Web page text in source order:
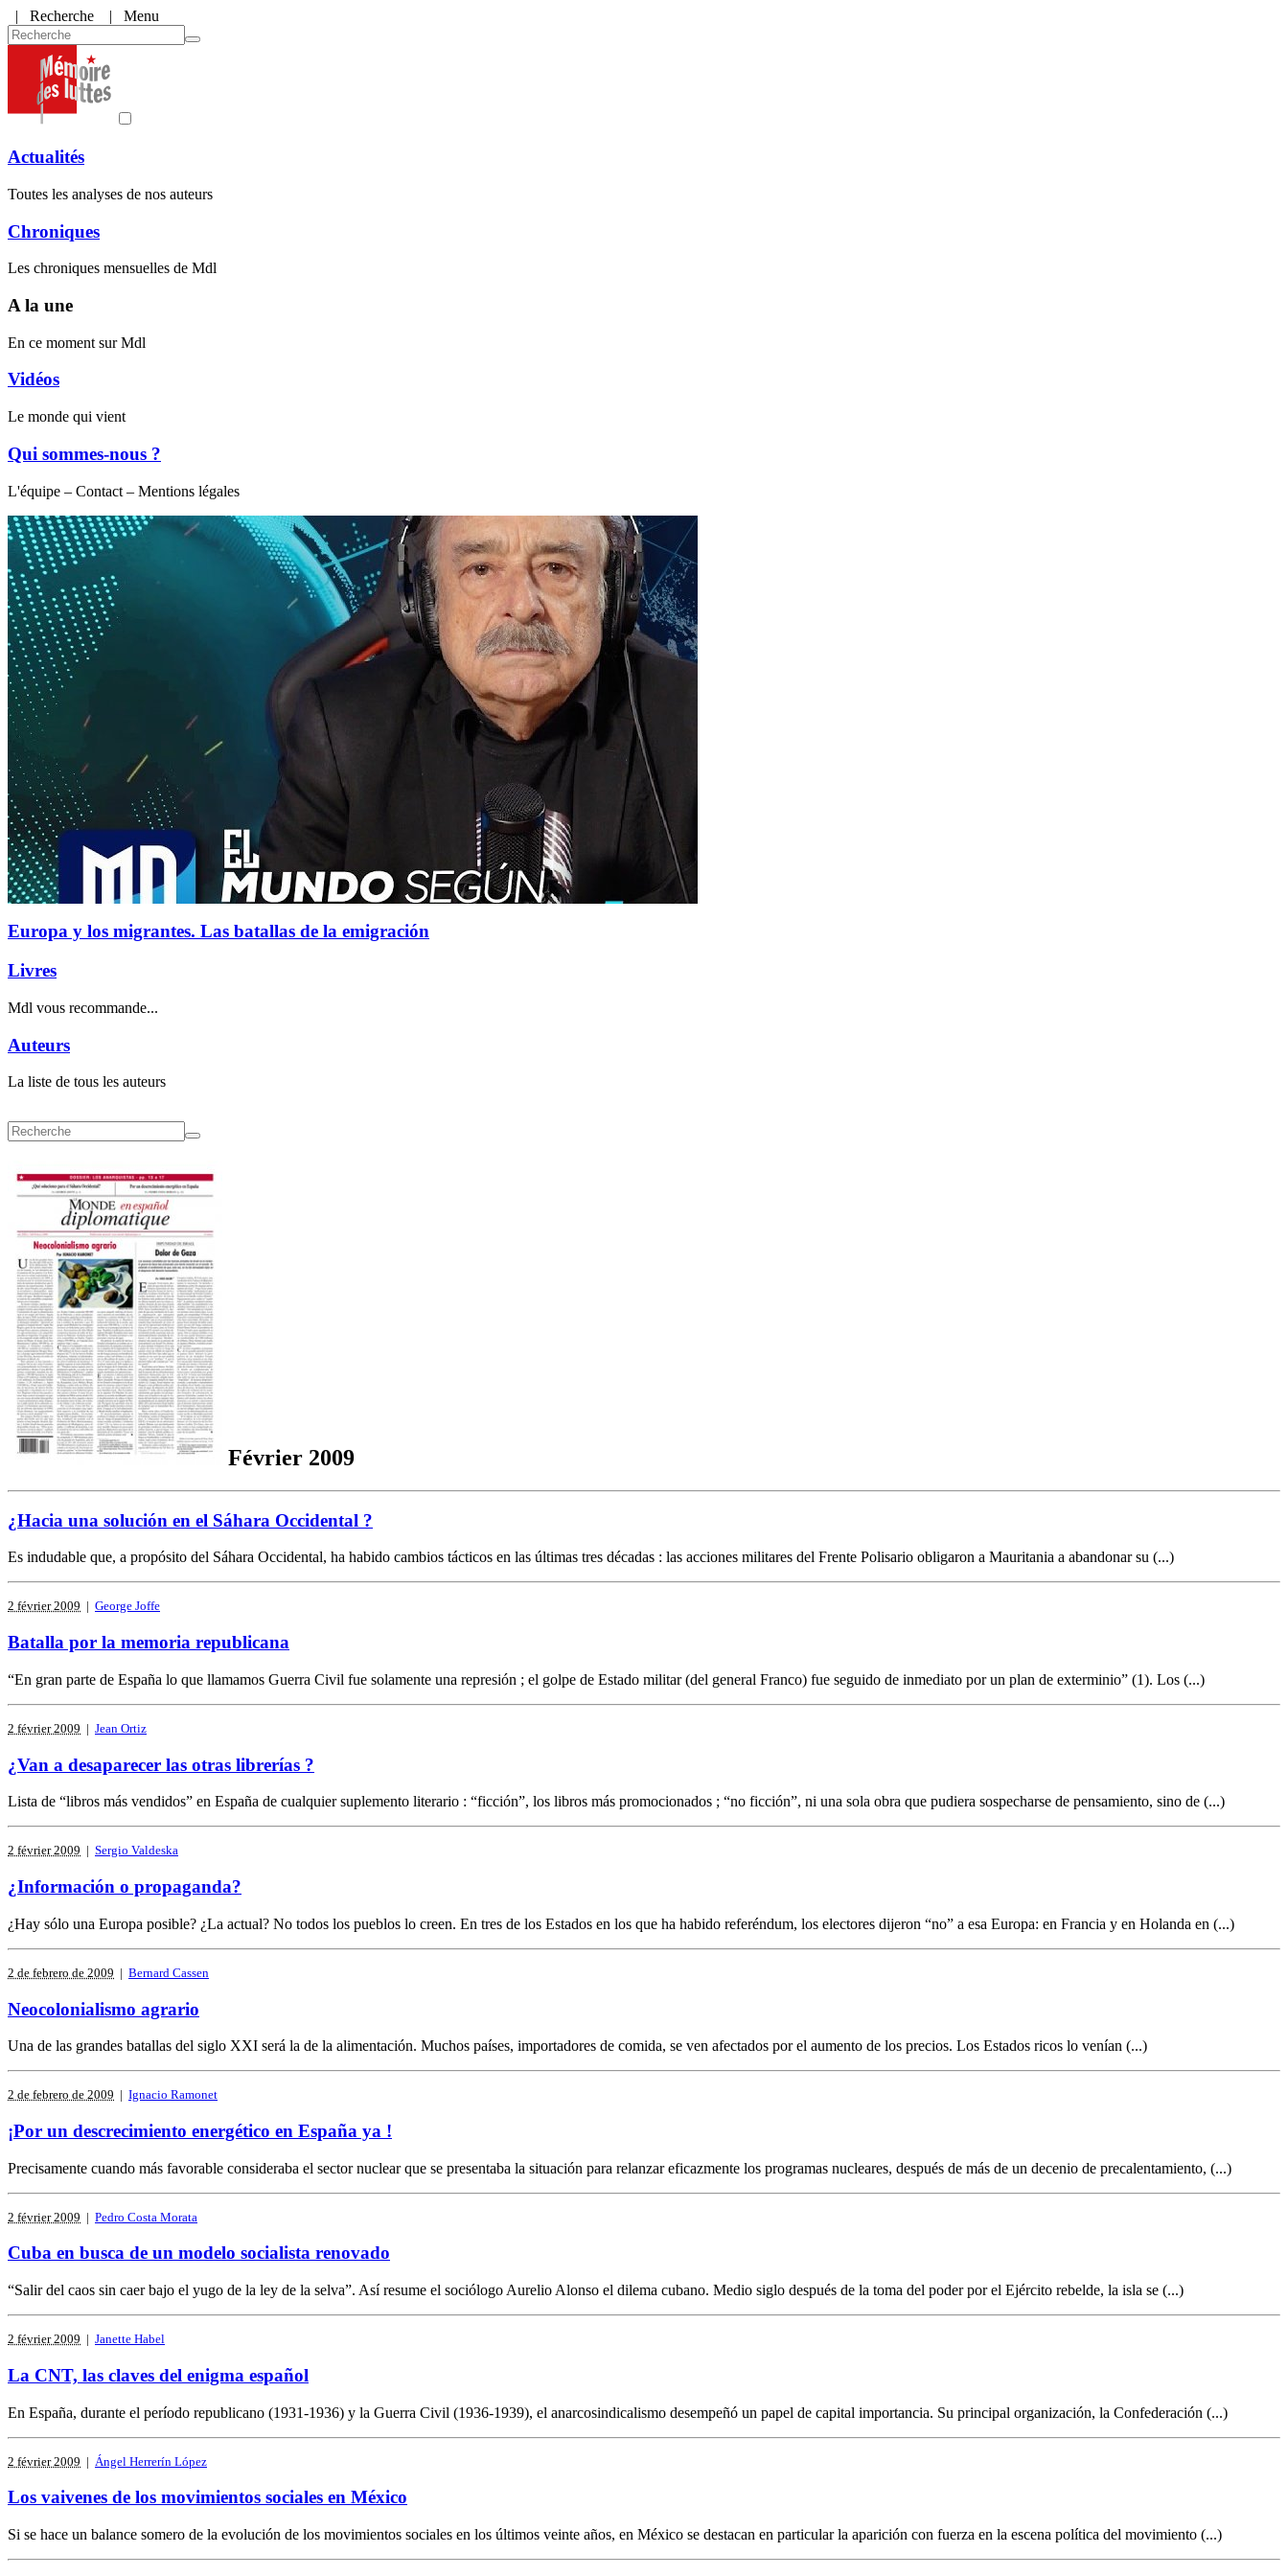
| Recherche | Menu
Actualités
Toutes les analyses de nos auteurs
Chroniques
Les chroniques mensuelles de Mdl
A la une
En ce moment sur Mdl
Vidéos
Le monde qui vient
Qui sommes-nous ?
L'équipe – Contact – Mentions légales
Europa y los migrantes. Las batallas de la emigración
Livres
Mdl vous recommande...
Auteurs
La liste de tous les auteurs
Février 2009
¿Hacia una solución en el Sáhara Occidental ?
Es indudable que, a propósito del Sáhara Occidental, ha habido cambios tácticos en las últimas tres décadas : las acciones militares del Frente Polisario obligaron a Mauritania a abandonar su (...)
2 février 2009 | George Joffe
Batalla por la memoria republicana
“En gran parte de España lo que llamamos Guerra Civil fue solamente una represión ; el golpe de Estado militar (del general Franco) fue seguido de inmediato por un plan de exterminio” (1). Los (...)
2 février 2009 | Jean Ortiz
¿Van a desaparecer las otras librerías ?
Lista de “libros más vendidos” en España de cualquier suplemento literario : “ficción”, los libros más promocionados ; “no ficción”, ni una sola obra que pudiera sospecharse de pensamiento, sino de (...)
2 février 2009 | Sergio Valdeska
¿Información o propaganda?
¿Hay sólo una Europa posible? ¿La actual? No todos los pueblos lo creen. En tres de los Estados en los que ha habido referéndum, los electores dijeron “no” a esa Europa: en Francia y en Holanda en (...)
2 de febrero de 2009 | Bernard Cassen
Neocolonialismo agrario
Una de las grandes batallas del siglo XXI será la de la alimentación. Muchos países, importadores de comida, se ven afectados por el aumento de los precios. Los Estados ricos lo venían (...)
2 de febrero de 2009 | Ignacio Ramonet
¡Por un descrecimiento energético en España ya !
Precisamente cuando más favorable consideraba el sector nuclear que se presentaba la situación para relanzar eficazmente los programas nucleares, después de más de un decenio de precalentamiento, (...)
2 février 2009 | Pedro Costa Morata
Cuba en busca de un modelo socialista renovado
“Salir del caos sin caer bajo el yugo de la ley de la selva”. Así resume el sociólogo Aurelio Alonso el dilema cubano. Medio siglo después de la toma del poder por el Ejército rebelde, la isla se (...)
2 février 2009 | Janette Habel
La CNT, las claves del enigma español
En España, durante el período republicano (1931-1936) y la Guerra Civil (1936-1939), el anarcosindicalismo desempeñó un papel de capital importancia. Su principal organización, la Confederación (...)
2 février 2009 | Ángel Herrerín López
Los vaivenes de los movimientos sociales en México
Si se hace un balance somero de la evolución de los movimientos sociales en los últimos veinte años, en México se destacan en particular la aparición con fuerza en la escena política del movimiento (...)